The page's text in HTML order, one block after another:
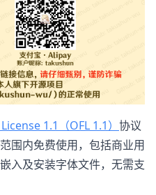
1.1（OFL 1.1） 协议
围内免费使用，包括商业用
入及安装字体文件，无需支